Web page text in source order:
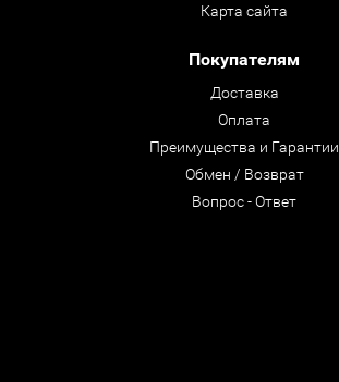
Карта сайта
Покупателям
Доставка
Оплата
Преимущества и Гарантии
Обмен / Возврат
Вопрос - Ответ